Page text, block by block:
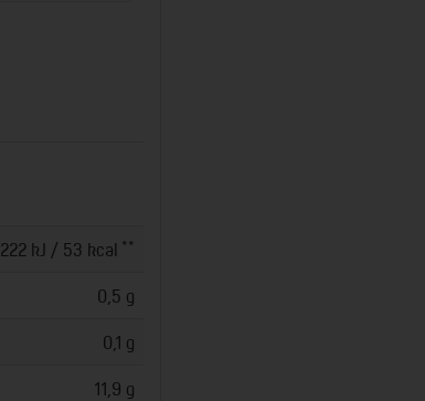
222 kJ / 53 kcal **
0,5 g
0,1 g
11,9 g